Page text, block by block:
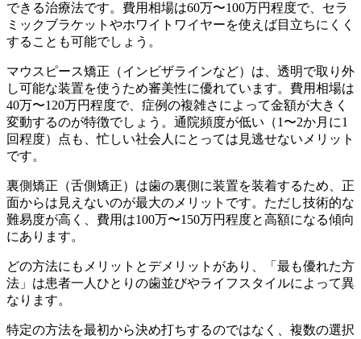
できる治療法です。費用相場は60万〜100万円程度で、セラ
ミックブラケットやホワイトワイヤーを使えば目立ちにくく
することも可能でしょう。
マウスピース矯正（インビザラインなど）は、透明で取り外
し可能な装置を使うため審美性に優れています。費用相場は
40万〜120万円程度で、症例の複雑さによって金額が大きく
変動するのが特徴でしょう。通院頻度が低い（1〜2か月に1
回程度）点も、忙しい社会人にとっては見逃せないメリット
です。
裏側矯正（舌側矯正）は歯の裏側に装置を装着するため、正
面からは見えないのが最大のメリットです。ただし技術的な
難易度が高く、費用は100万〜150万円程度と高額になる傾向
にあります。
どの方法にもメリットとデメリットがあり、「最も優れた方
法」は患者一人ひとりの歯並びやライフスタイルによって異
なります。
特定の方法を最初から決め打ちするのではなく、複数の選択